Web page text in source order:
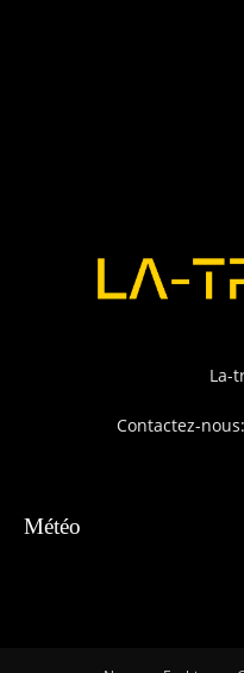
La-
Contactez-nous:
Météo